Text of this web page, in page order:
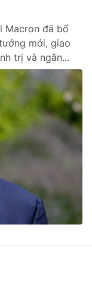
Việt
bằng AI
Macron đã bổ
mới, giao
trị và ngân...